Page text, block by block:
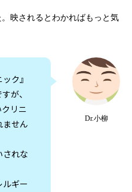
映されるとわかればもっと気
Dr.小柳
ク』
が、
リニ
ません
されな
ルギー